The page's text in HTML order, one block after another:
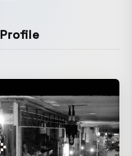
Profile